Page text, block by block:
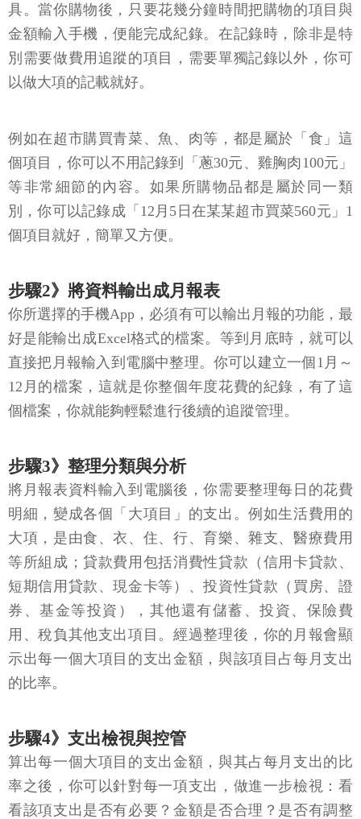
具。當你購物後，只要花幾分鐘時間把購物的項目與
金額輸入手機，便能完成紀錄。在記錄時，除非是特
別需要做費用追蹤的項目，需要單獨記錄以外，你可
以做大項的記載就好。
例如在超市購買青菜、魚、肉等，都是屬於「食」這
個項目，你可以不用記錄到「蔥30元、雞胸肉100元」
等非常細節的內容。如果所購物品都是屬於同一類
別，你可以記錄成「12月5日在某某超市買菜560元」1
個項目就好，簡單又方便。
步驟2》將資料輸出成月報表
你所選擇的手機App，必須有可以輸出月報的功能，最
好是能輸出成Excel格式的檔案。等到月底時，就可以
直接把月報輸入到電腦中整理。你可以建立一個1月～
12月的檔案，這就是你整個年度花費的紀錄，有了這
個檔案，你就能夠輕鬆進行後續的追蹤管理。
步驟3》整理分類與分析
將月報表資料輸入到電腦後，你需要整理每日的花費
明細，變成各個「大項目」的支出。例如生活費用的
大項，是由食、衣、住、行、育樂、雜支、醫療費用
等所組成；貸款費用包括消費性貸款（信用卡貸款、
短期信用貸款、現金卡等）、投資性貸款（買房、證
券、基金等投資），其他還有儲蓄、投資、保險費
用、稅負其他支出項目。經過整理後，你的月報會顯
示出每一個大項目的支出金額，與該項目占每月支出
的比率。
步驟4》支出檢視與控管
算出每一個大項目的支出金額，與其占每月支出的比
率之後，你可以針對每一項支出，做進一步檢視：看
看該項支出是否有必要？金額是否合理？是否有調整